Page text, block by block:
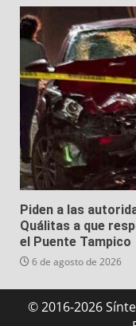
Piden a las
Quálitas a que
el Puente Tampico
6 de agosto de 2026
© 2016-2026